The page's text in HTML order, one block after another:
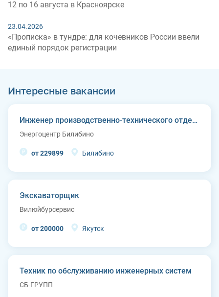
12 по 16 августа в Красноярске
23.04.2026
«Прописка» в тундре: для кочевников России ввели
единый порядок регистрации
Интересные вакансии
Инженер производственно-технического отдела
Энергоцентр Билибино
от 229899 Билибино
Экскаваторщик
Вилюйбурсервис
от 200000 Якутск
Техник по обслуживанию инженерных систем
СБ-ГРУПП